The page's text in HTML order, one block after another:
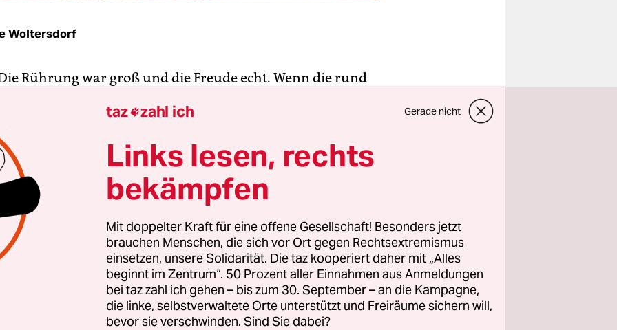
Woltersdorf
Rührung war groß und die Freude echt. Wenn die rund
Dissidenten nach ihren Gefühlen gefragt wurden,
von Stolz, Bestätigung und Hoffnung. Der Preis, den ihr
Xiaobo erhalten habe, sei eine Rückenstärkung und
sichtbarer machen.
der emotional aufgeladenen Nobelpreiszeremonie
wie es um diese Bewegung steht: Einige der
chinesischen Oppositionellen, denen am Nachmittag die
die Wangen gerollt waren, hatten sich zu einem Dinner in
Innenstadt verabredet. Statt gemeinsame Aktionen zu
stritten sie auf der Stelle darum, wer an der Stirnseite des
taz zahl ich Gerade nicht
Links lesen, rechts
bekämpfen
Mit doppelter Kraft für eine offene Gesellschaft! Besonders jetzt
brauchen Menschen, die sich vor Ort gegen Rechtsextremismus
einsetzen, unsere Solidarität. Die taz kooperiert daher mit „Alles
beginnt im Zentrum“. 50 Prozent aller Einnahmen aus Anmeldungen
bei taz zahl ich gehen – bis zum 30. September – an die Kampagne,
die linke, selbstverwaltete Orte unterstützt und Freiräume sichern will,
bevor sie verschwinden. Sind Sie dabei?